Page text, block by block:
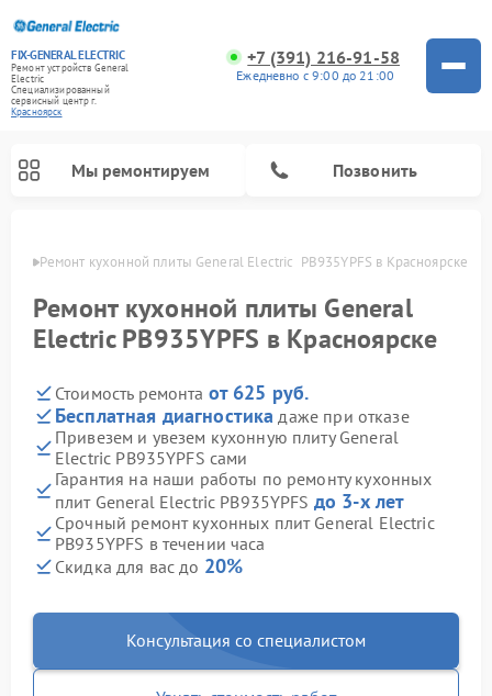
FIX-GENERAL ELECTRIC
Ремонт устройств General
Electric
Специализированный
cервисный центр г.
Красноярск
+7 (391) 216-91-58
Ежедневно с 9:00 до 21:00
Мы ремонтируем Позвонить
Ремонт кухонной плиты General Electric  PB935YPFS в Красноярске
Ремонт кухонной плиты General
Electric PB935YPFS в Красноярске
Стоимость ремонта от 625 руб.
Бесплатная диагностика даже при отказе
Привезем и увезем кухонную плиту General
Electric PB935YPFS сами
Гарантия на наши работы по ремонту кухонных
плит General Electric PB935YPFS до 3-х лет
Срочный ремонт кухонных плит General Electric
PB935YPFS в течении часа
Скидка для вас до 20%
Консультация со специалистом